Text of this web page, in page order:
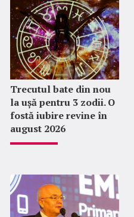
Trecutul bate din nou
la ușă pentru 3 zodii. O
fostă iubire revine în
august 2026